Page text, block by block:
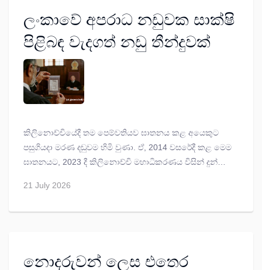
ලංකාවේ අපරාධ නඩුවක සාක්ෂි
පිළිබඳ වැදගත් නඩු තීන්දුවක්
කිලිනොච්චියේදී තම පෙම්වතියව ඝාතනය කළ අයෙකුට
පසුගියදා මරණ දඬුවම හිමි වුණා. ඒ, 2014 වසරේදී කළ මෙම
ඝාතනයට, 2023 දී කිලිනොච්චි මහාධිකරණය විසින් දුන්
මෙය, ලංකාවේ අපරාධ නඩුවක සාක්ෂි ගැන වැදගත් නඩු
21 July 2026
නොදරුවන් ලෙස එතෙර